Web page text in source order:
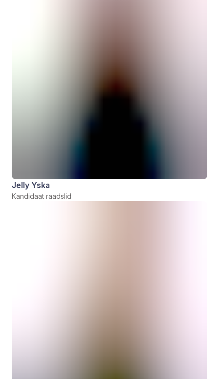
Jelly Yska
Kandidaat raadslid